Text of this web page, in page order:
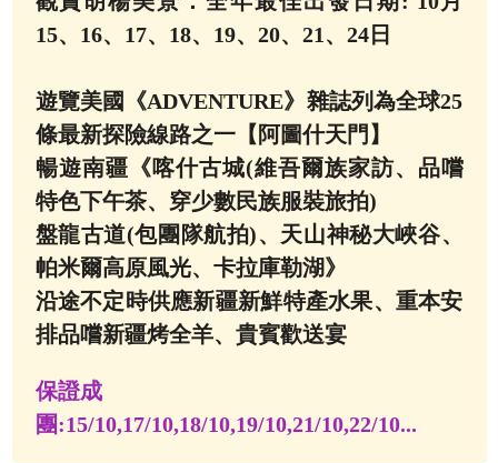
15、16、17、18、19、20、21、24日
遊覽美國《ADVENTURE》雜誌列為全球25
條最新探險線路之一【阿圖什天門】
暢遊南疆《喀什古城(維吾爾族家訪、品嚐
特色下午茶、穿少數民族服裝旅拍)
盤龍古道(包團隊航拍)、天山神秘大峽谷、
帕米爾高原風光、卡拉庫勒湖》
沿途不定時供應新疆新鮮特產水果、重本安
排品嚐新疆烤全羊、貴賓歡送宴
保證成
團:15/10,17/10,18/10,19/10,21/10,22/10...